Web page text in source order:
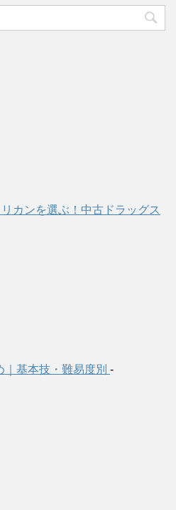
カンを選ぶ！中古ドラッグス
｜基本技・難易度別 -